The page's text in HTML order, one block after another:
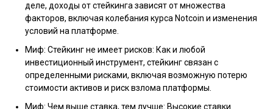
деле, доходы от стейкинга зависят от множества
факторов, включая колебания курса Notcoin и изменения
условий на платформе.
Миф: Стейкинг не имеет рисков: Как и любой
инвестиционный инструмент, стейкинг связан с
определенными рисками, включая возможную потерю
стоимости активов и риск взлома платформы.
Миф: Чем выше ставка, тем лучше: Высокие ставки